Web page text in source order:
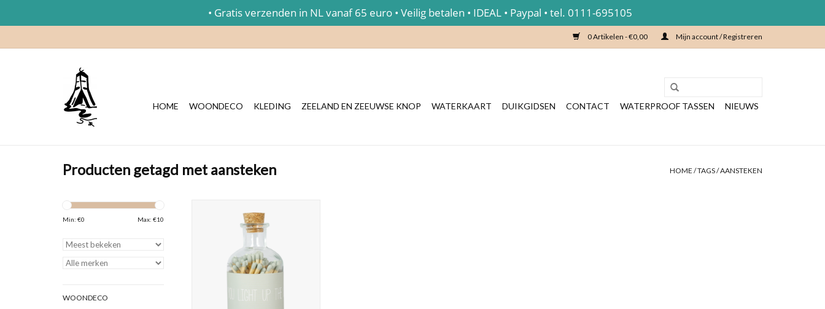
0 Artikelen - €0,00 Mijn account / Registreren
HOME WOONDECO KLEDING ZEELAND EN ZEEUWSE KNOP WATERKAART DUIKGIDSEN CONTACT WATERPROOF TASSEN NIEUWS
Producten getagd met aansteken HOME /TAGS/AANSTEKEN
Min: €0 Max: €10
WOONDECO
bevat 80 groene lucifers. Op het
flesje staat de tekst 'You Light Up
TOEVOEGEN AAN WINKELWAGEN
• Gratis verzenden in NL vanaf 65 euro • Veilig betalen • IDEAL • Paypal • tel. 0111-695105